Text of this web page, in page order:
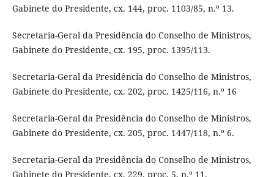
Gabinete do Presidente, cx. 144, proc. 1103/85, n.º 13.
Secretaria-Geral da Presidência do Conselho de Ministros,
Gabinete do Presidente, cx. 195, proc. 1395/113.
Secretaria-Geral da Presidência do Conselho de Ministros,
Gabinete do Presidente, cx. 202, proc. 1425/116, n.º 16
Secretaria-Geral da Presidência do Conselho de Ministros,
Gabinete do Presidente, cx. 205, proc. 1447/118, n.º 6.
Secretaria-Geral da Presidência do Conselho de Ministros,
Gabinete do Presidente, cx. 229, proc. 5, n.º 11.